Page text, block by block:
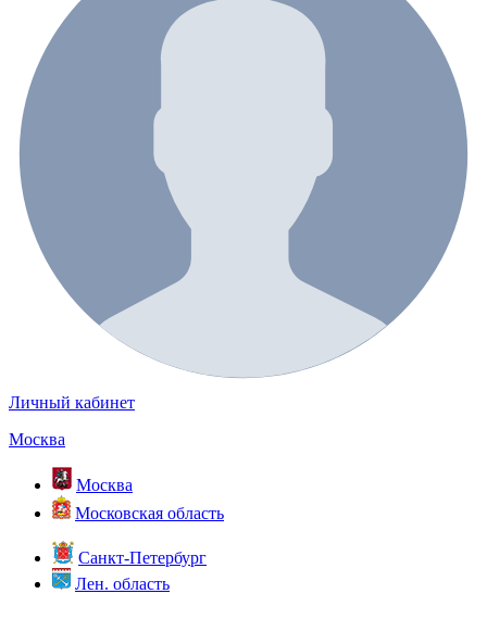
Личный кабинет
Москва
Москва
Московская область
Санкт-Петербург
Лен. область